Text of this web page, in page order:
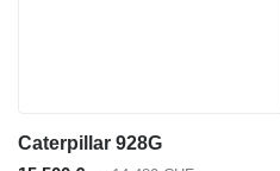
Caterpillar 928G